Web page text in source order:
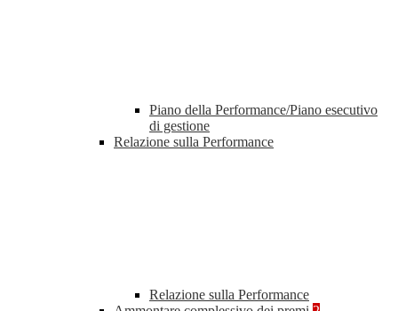
Piano della Performance/Piano esecutivo
di gestione
Relazione sulla Performance
Relazione sulla Performance